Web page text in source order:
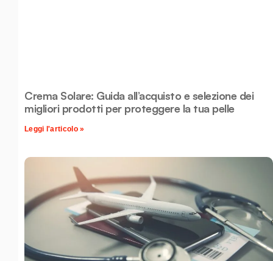
Crema Solare: Guida all’acquisto e selezione dei
migliori prodotti per proteggere la tua pelle
Leggi l'articolo »